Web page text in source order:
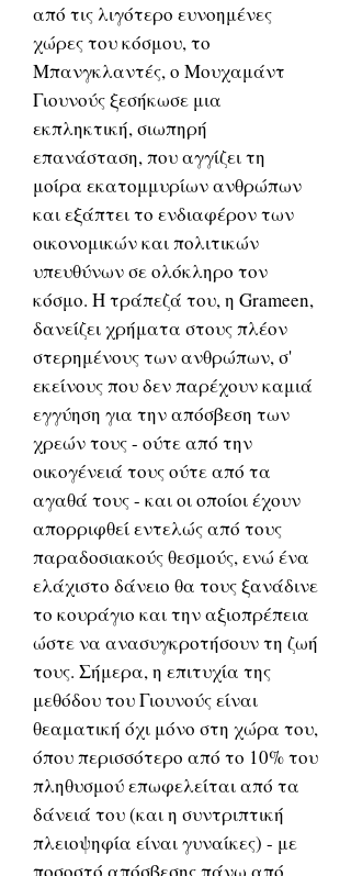
από τις λιγότερο ευνοημένες
χώρες του κόσμου, το
Μπανγκλαντές, ο Μουχαμάντ
Γιουνούς ξεσήκωσε μια
εκπληκτική, σιωπηρή
επανάσταση, που αγγίζει τη
μοίρα εκατομμυρίων ανθρώπων
και εξάπτει το ενδιαφέρον των
οικονομικών και πολιτικών
υπευθύνων σε ολόκληρο τον
κόσμο. Η τράπεζά του, η Grameen,
δανείζει χρήματα στους πλέον
στερημένους των ανθρώπων, σ'
εκείνους που δεν παρέχουν καμιά
εγγύηση για την απόσβεση των
χρεών τους - ούτε από την
οικογένειά τους ούτε από τα
αγαθά τους - και οι οποίοι έχουν
απορριφθεί εντελώς από τους
παραδοσιακούς θεσμούς, ενώ ένα
ελάχιστο δάνειο θα τους ξανάδινε
το κουράγιο και την αξιοπρέπεια
ώστε να ανασυγκροτήσουν τη ζωή
τους. Σήμερα, η επιτυχία της
μεθόδου του Γιουνούς είναι
θεαματική όχι μόνο στη χώρα του,
όπου περισσότερο από το 10% του
πληθυσμού επωφελείται από τα
δάνειά του (και η συντριπτική
πλειοψηφία είναι γυναίκες) - με